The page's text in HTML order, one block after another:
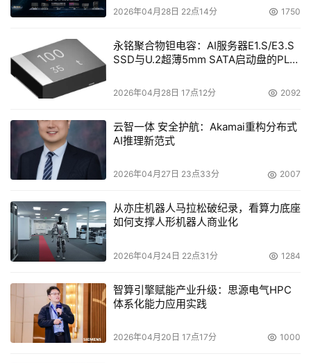
2026年04月28日 22点14分 1750
永铭聚合物钽电容：AI服务器E1.S/E3.S
SSD与U.2超薄5mm SATA启动盘的PLP
2026年04月28日 17点12分 2092
云智一体 安全护航：Akamai重构分布式
AI推理新范式
2026年04月27日 23点33分 2007
从亦庄机器人马拉松破纪录，看算力底座
如何支撑人形机器人商业化
2026年04月24日 22点31分 1284
智算引擎赋能产业升级：思源电气HPC
体系化能力应用实践
2026年04月20日 17点17分 1000